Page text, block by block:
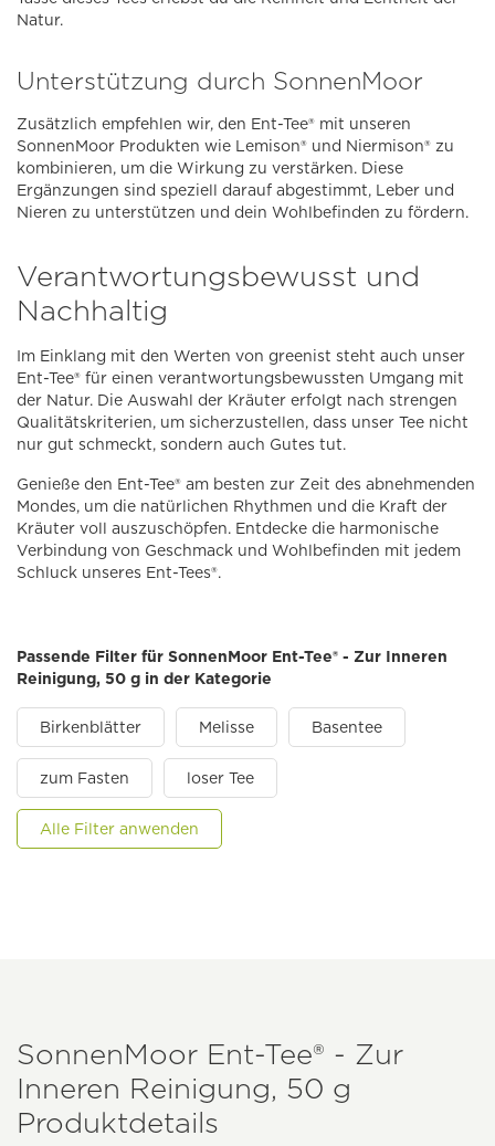
Natur.
Unterstützung durch SonnenMoor
Zusätzlich empfehlen wir, den Ent-Tee® mit unseren
SonnenMoor Produkten wie Lemison® und Niermison® zu
kombinieren, um die Wirkung zu verstärken. Diese
Ergänzungen sind speziell darauf abgestimmt, Leber und
Nieren zu unterstützen und dein Wohlbefinden zu fördern.
Verantwortungsbewusst und
Nachhaltig
Im Einklang mit den Werten von greenist steht auch unser
Ent-Tee® für einen verantwortungsbewussten Umgang mit
der Natur. Die Auswahl der Kräuter erfolgt nach strengen
Qualitätskriterien, um sicherzustellen, dass unser Tee nicht
nur gut schmeckt, sondern auch Gutes tut.
Genieße den Ent-Tee® am besten zur Zeit des abnehmenden
Mondes, um die natürlichen Rhythmen und die Kraft der
Kräuter voll auszuschöpfen. Entdecke die harmonische
Verbindung von Geschmack und Wohlbefinden mit jedem
Schluck unseres Ent-Tees®.
Passende Filter für SonnenMoor Ent-Tee® - Zur Inneren
Reinigung, 50 g in der Kategorie
Birkenblätter Melisse Basentee
zum Fasten loser Tee
Alle Filter anwenden
SonnenMoor Ent-Tee® - Zur
Inneren Reinigung, 50 g
Produktdetails